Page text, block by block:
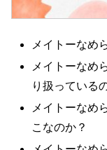
メイトーなめ
メイトーなめ
り扱っている
メイトーなめ
こなのか？